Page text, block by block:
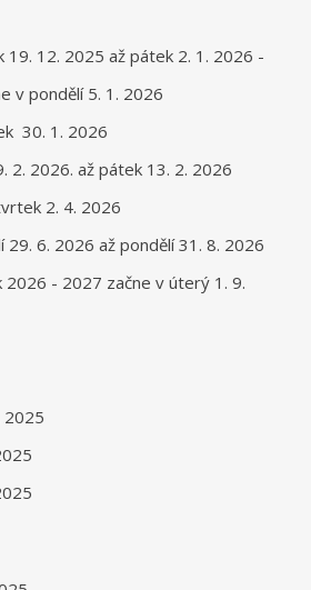
19. 12. 2025 až pátek 2. 1. 2026 -
v pondělí 5. 1. 2026
30. 1. 2026
2. 2026. až pátek 13. 2. 2026
2. 4. 2026
29. 6. 2026 až pondělí 31. 8. 2026
2026 - 2027 začne v úterý 1. 9.
2025